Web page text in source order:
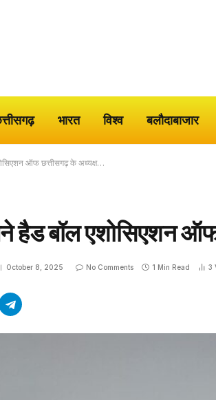
भारत विश्व बलौदाबाजार
ऑफ छत्तीसगढ़ के अध्यक्ष…
हैड बॉल एशोसिएशन
October 8, 2025 No Comments 1 Min Read 3